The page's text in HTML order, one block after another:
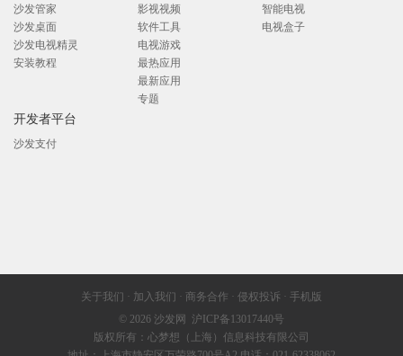
沙发管家
沙发桌面
沙发电视精灵
安装教程
影视视频
软件工具
电视游戏
最热应用
最新应用
专题
智能电视
电视盒子
开发者平台
沙发支付
关于我们 · 加入我们 · 商务合作 · 侵权投诉 · 手机版
© 2026 沙发网 沪ICP备13017440号
版权所有：心梦想（上海）信息科技有限公司